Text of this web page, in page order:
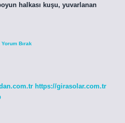
halkası kuşu, yuvarlanan
Yorum Bırak
https://girasolar.com.tr